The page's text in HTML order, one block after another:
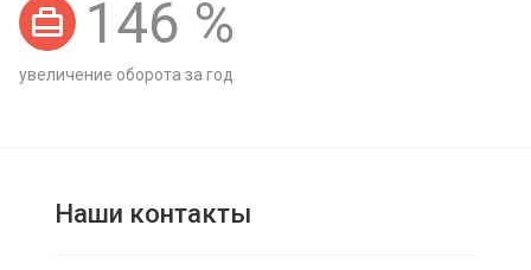
146 %
увеличение оборота за год
Наши контакты